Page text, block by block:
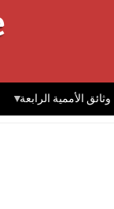
وثائق الأممية الرابعة